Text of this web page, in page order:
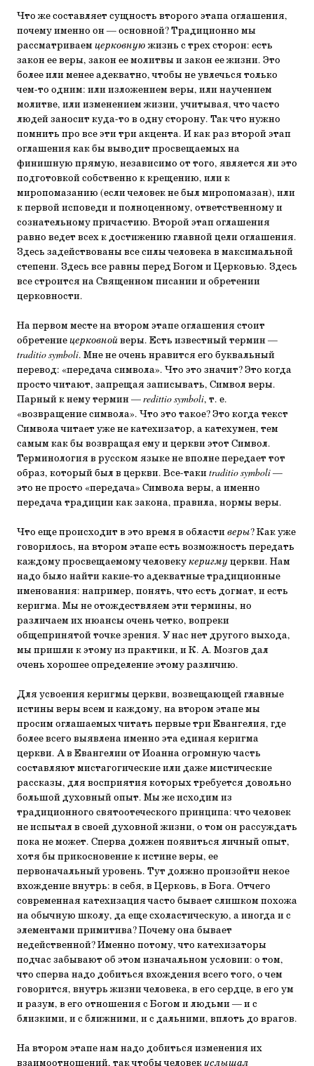
Что же составляет сущность второго этапа оглашения,
почему именно он — основной? Традиционно мы
рассматриваемцерковнуюжизнь с трех сторон: есть
закон ее веры, закон ее молитвы и закон ее жизни. Это
более или менее адекватно, чтобы не увлечься только
чем-то одним: или изложением веры, или научением
молитве, или изменением жизни, учитывая, что часто
людей заносит куда-то в одну сторону. Так что нужно
помнить про все эти три акцента. И как раз второй этап
оглашения как бы выводит просвещаемых на
финишную прямую, независимо от того, является ли это
подготовкой собственно к крещению, или к
миропомазанию (если человек не был миропомазан), или
к первой исповеди и полноценному, ответственному и
сознательному причастию. Второй этап оглашения
равно ведет всех к достижению главной цели оглашения.
Здесь задействованы все силы человека в максимальной
степени. Здесь все равны перед Богом и Церковью. Здесь
все строится на Священном писании и обретении
церковности.
На первом месте на втором этапе оглашения стоит
обретениецерковнойверы. Есть известный термин —
traditio symboli. Мне не очень нравится его буквальный
перевод: «передача символа». Что это значит? Это когда
просто читают, запрещая записывать, Символ веры.
Парный к нему термин —redittio symboli, т. е.
«возвращение символа». Что это такое? Это когда текст
Символа читает уже не катехизатор, а катехумен, тем
самым как бы возвращая ему и церкви этот Символ.
Терминология в русском языке не вполне передает тот
образ, который был в церкви. Все-такиtraditio symboli—
это не просто «передача» Символа веры, а именно
передача традиции как закона, правила, нормы веры.
Что еще происходит в это время в областиверы? Как уже
говорилось, на втором этапе есть возможность передать
каждому просвещаемому человекукеригмуцеркви. Нам
надо было найти какие-то адекватные традиционные
именования: например, понять, что есть догмат, и есть
керигма. Мы не отождествляем эти термины, но
различаем их нюансы очень четко, вопреки
общепринятой точке зрения. У нас нет другого выхода,
мы пришли к этому из практики, и К. А. Мозгов дал
очень хорошее определение этому различию.
Для усвоения керигмы церкви, возвещающей главные
истины веры всем и каждому, на втором этапе мы
просим оглашаемых читать первые три Евангелия, где
более всего выявлена именно эта единая керигма
церкви. А в Евангелии от Иоанна огромную часть
составляют мистагогические или даже мистические
рассказы, для восприятия которых требуется довольно
большой духовный опыт. Мы же исходим из
традиционного святоотеческого принципа: что человек
не испытал в своей духовной жизни, о том он рассуждать
пока не может. Сперва должен появиться личный опыт,
хотя бы прикосновение к истине веры, ее
первоначальный уровень. Тут должно произойти некое
вхождение внутрь: в себя, в Церковь, в Бога. Отчего
современная катехизация часто бывает слишком похожа
на обычную школу, да еще схоластическую, а иногда и с
элементами примитива? Почему она бывает
недейственной? Именно потому, что катехизаторы
подчас забывают об этом изначальном условии: о том,
что сперва надо добиться вхождения всего того, о чем
говорится, внутрь жизни человека, в его сердце, в его ум
и разум, в его отношения с Богом и людьми — и с
близкими, и с ближними, и с дальними, вплоть до врагов.
На втором этапе нам надо добиться изменения их
взаимоотношений, так чтобы человек услышал